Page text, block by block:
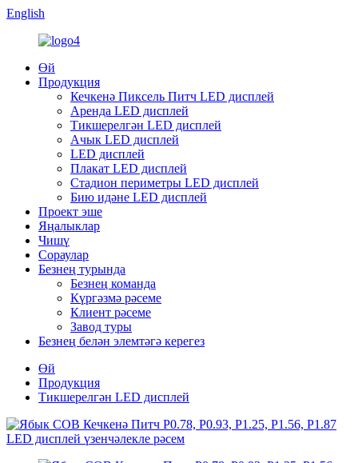
English
Өй
Продукция
Кечкенә Пиксель Питч LED дисплей
Аренда LED дисплей
Тикшерелгән LED дисплей
Ачык LED дисплей
LED дисплей
Плакат LED дисплей
Стадион периметры LED дисплей
Бию идәне LED дисплей
Проект эше
Яңалыклар
Чишү
Сораулар
Безнең турында
Безнең команда
Күргәзмә рәсеме
Клиент рәсеме
Завод туры
Безнең белән элемтәгә керегез
Өй
Продукция
Тикшерелгән LED дисплей